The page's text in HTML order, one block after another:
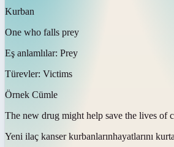
Kurban
One who falls prey
Eş anlamlılar: Prey
Türevler: Victims
Örnek Cümle
The new drug might help save the lives of
Yeni ilaç kanser kurbanlarınhayatlarını